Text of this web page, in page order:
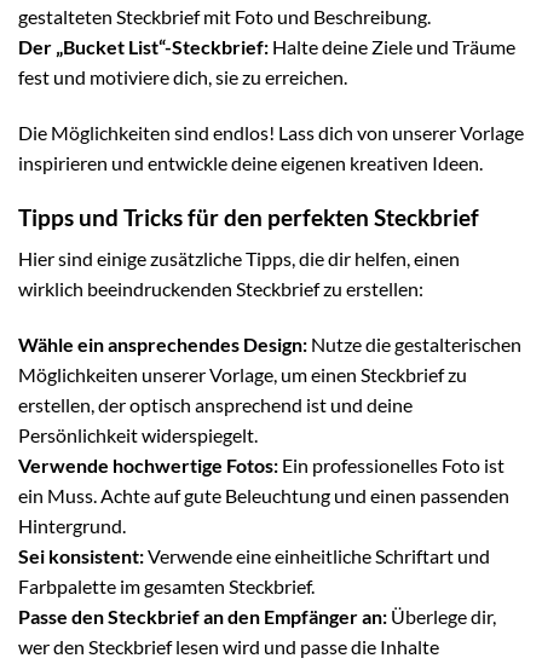
gestalteten Steckbrief mit Foto und Beschreibung.
Der „Bucket List“-Steckbrief: Halte deine Ziele und Träume
fest und motiviere dich, sie zu erreichen.
Die Möglichkeiten sind endlos! Lass dich von unserer Vorlage
inspirieren und entwickle deine eigenen kreativen Ideen.
Tipps und Tricks für den perfekten Steckbrief
Hier sind einige zusätzliche Tipps, die dir helfen, einen
wirklich beeindruckenden Steckbrief zu erstellen:
Wähle ein ansprechendes Design: Nutze die gestalterischen
Möglichkeiten unserer Vorlage, um einen Steckbrief zu
erstellen, der optisch ansprechend ist und deine
Persönlichkeit widerspiegelt.
Verwende hochwertige Fotos: Ein professionelles Foto ist
ein Muss. Achte auf gute Beleuchtung und einen passenden
Hintergrund.
Sei konsistent:Verwende eine einheitliche Schriftart und
Farbpalette im gesamten Steckbrief.
Passe den Steckbrief an den Empfänger an: Überlege dir,
wer den Steckbrief lesen wird und passe die Inhalte